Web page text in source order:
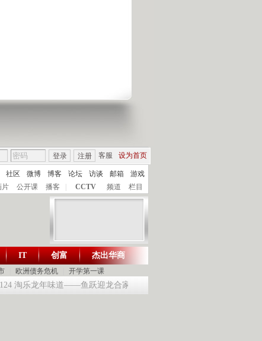
客服 设为首页
登录 注册
社区 微博 博客 论坛 访谈 邮箱
游戏
片 公开课 播客 | CCTV 频道 栏目
财智生活 一键通达
欧洲债务危机 开学第一课
IT 创富 杰出华商
淘乐龙年味道——鱼跃迎龙合家欢